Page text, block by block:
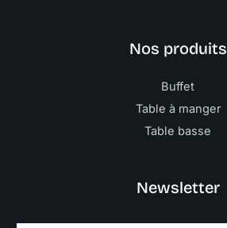
Nos produits
Buffet
Table à manger
Table basse
Newsletter